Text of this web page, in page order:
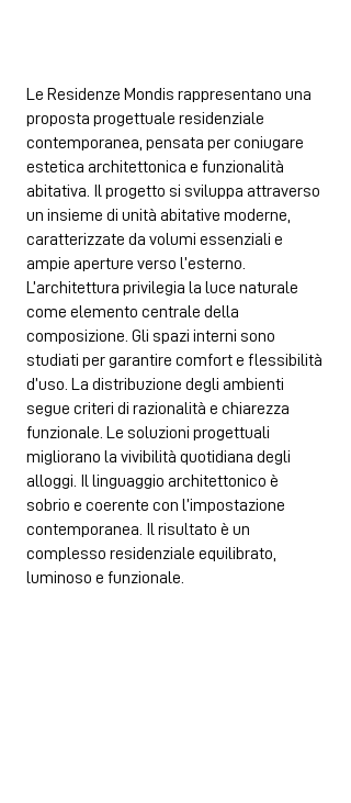
Le Residenze Mondis rappresentano una
proposta progettuale residenziale
contemporanea, pensata per coniugare
estetica architettonica e funzionalità
abitativa. Il progetto si sviluppa attraverso
un insieme di unità abitative moderne,
caratterizzate da volumi essenziali e
ampie aperture verso l’esterno.
L’architettura privilegia la luce naturale
come elemento centrale della
composizione. Gli spazi interni sono
studiati per garantire comfort e flessibilità
d’uso. La distribuzione degli ambienti
segue criteri di razionalità e chiarezza
funzionale. Le soluzioni progettuali
migliorano la vivibilità quotidiana degli
alloggi. Il linguaggio architettonico è
sobrio e coerente con l’impostazione
contemporanea. Il risultato è un
complesso residenziale equilibrato,
luminoso e funzionale.